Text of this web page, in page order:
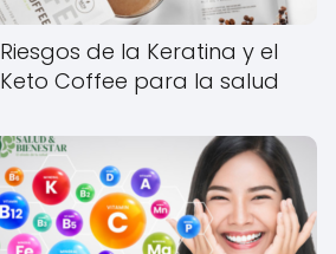
Riesgos de la Keratina y el
Keto Coffee para la salud